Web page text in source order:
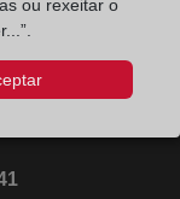
ventana nueva)
ou rexeitar o